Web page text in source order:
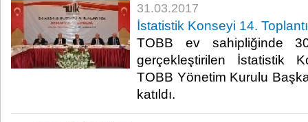
31.03.2017
İstatistik Konseyi 14.
TOBB ev sahipliğinde
gerçekleştirilen İstatistik
TOBB Yönetim Kurulu
katıldı. ​